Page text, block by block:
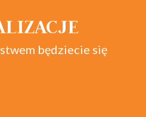
będziecie się